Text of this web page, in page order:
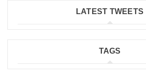
LATEST TWEETS
TAGS